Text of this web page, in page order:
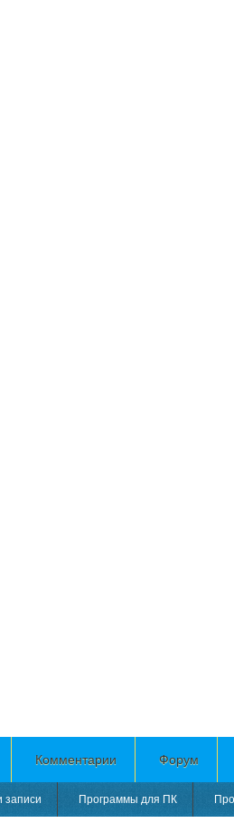
Комментарии Форум
записи Программы для ПК